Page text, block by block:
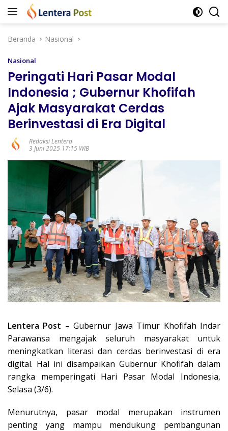
Langsung
Beranda
Nasional
Nasional
Peringati Hari Pasar Modal
Indonesia ; Gubernur Khofifah
Ajak Masyarakat Cerdas
Berinvestasi di Era Digital
Redaksi Lentera
3 Juni 2025 17:15 WIB
Lentera Post – Gubernur Jawa Timur Khofifah Indar
Parawansa mengajak seluruh masyarakat untuk
meningkatkan literasi dan cerdas berinvestasi di era
digital. Hal ini disampaikan Gubernur Khofifah dalam
rangka memperingati Hari Pasar Modal Indonesia,
Selasa (3/6).
Menurutnya, pasar modal merupakan instrumen
penting yang mampu mendukung pembangunan